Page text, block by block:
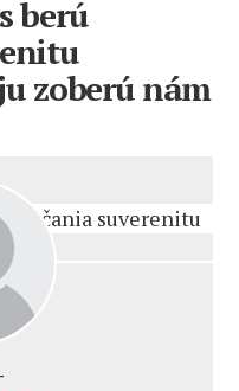
berú
zoberú nám